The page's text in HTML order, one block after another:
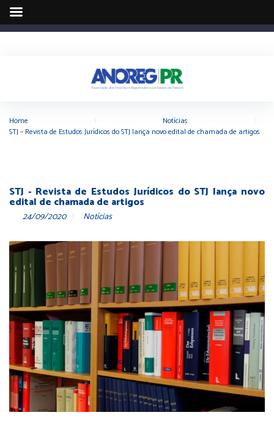
Home Notícias
STJ – Revista de Estudos Jurídicos do STJ lança novo edital de chamada de artigos
STJ - Revista de Estudos Jurídicos do STJ lança novo
edital de chamada de artigos
24/09/2020 Notícias